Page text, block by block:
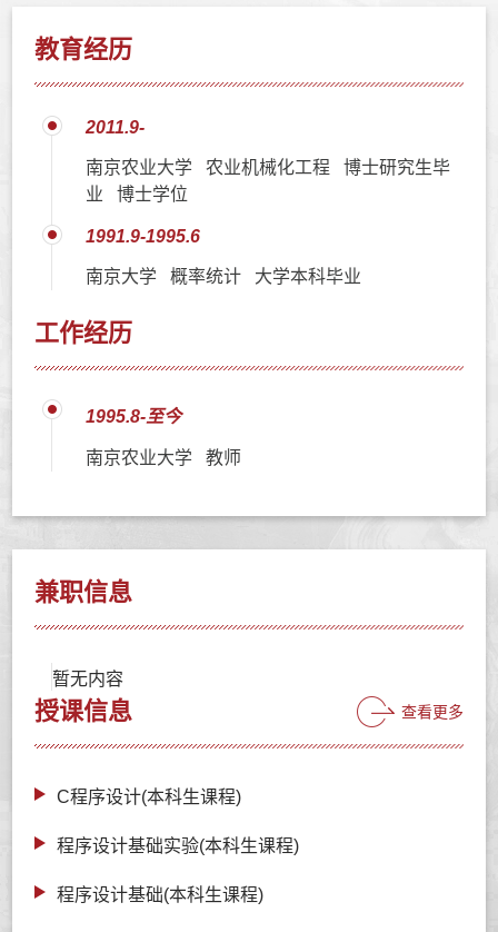
教育经历
2011.9-
南京农业大学 农业机械化工程 博士研究生毕
业 博士学位
1991.9-1995.6
南京大学 概率统计 大学本科毕业
工作经历
1995.8-至今
南京农业大学 教师
兼职信息
暂无内容
授课信息 查看更多
C程序设计(本科生课程)
程序设计基础实验(本科生课程)
程序设计基础(本科生课程)